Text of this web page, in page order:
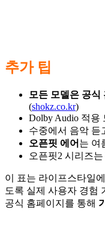
추가 팁
모든 모델은 공식
(shokz.co.kr)
Dolby Audio 적용
수중에서 음악 듣
오픈핏 에어 는 여
오픈핏2 시리즈는
이 표는 라이프스타일
도록 실제 사용자 경험
공식 홈페이지를 통해